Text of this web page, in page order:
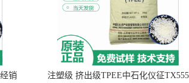
销 注塑级 挤出级TPEE中石化仪征TX555